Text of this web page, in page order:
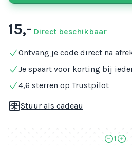
15,- Direct beschikbaar
Ontvang je code direct na
Je spaart voor korting bij
4,6 sterren op Trustpilot
Stuur als cadeau
1